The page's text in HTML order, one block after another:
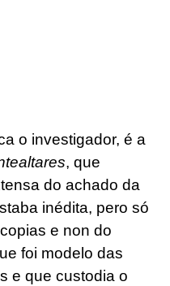
o investigador, é a
, que
do achado da
inédita, pero só
e non do
foi modelo das
e que custodia o